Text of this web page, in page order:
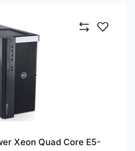
Xeon Quad Core E5-